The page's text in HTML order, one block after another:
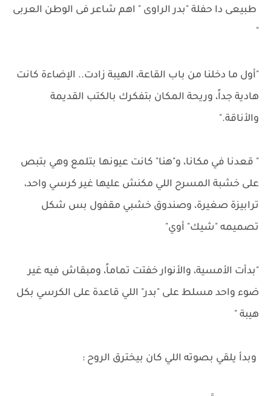
طبيعى دا حفلة "بدر الراوى " اهم شاعر فى الوطن العربى
"
"أول ما دخلنا من باب القاعة، الهيبة زادت.. الإضاءة كانت
هادية جداً، وريحة المكان بتفكرك بالكتب القديمة
والأناقة."
" قعدنا في مكانا، و"هنا" كانت عيونها بتلمع وهي بتبص
على خشبة المسرح اللي مكنش عليها غير كرسي واحد،
ترابيزة صغيرة، وصندوق خشبي مقفول بس شكل
تصميمه "شيك" أوي"
"بدأت الأمسية، والأنوار خفتت تماماً، ومبقاش فيه غير
ضوء واحد مسلط على "بدر" اللي قاعدة على الكرسي بكل
هيبة "
وبدأ يلقي بصوته اللي كان بيخترق الروح :